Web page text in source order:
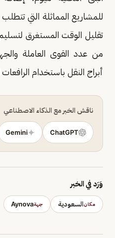
للمشاريع المماثلة التي
تقليل الوقت المستغرق
من عدد القوى العاملة
أبراج النقل باستخدام الرافعات
ناقش الخبر مع الذكاء الاصطناعي
ChatGPT
Gemini
وَرَد في الخبر
مكانالسعودية جهةAynova